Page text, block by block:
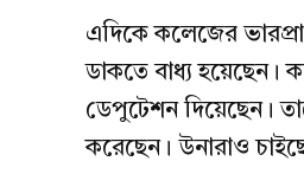
এদিকে কলেজের
ডাকতে বাধ্য হয়েছেন।
ডেপুটেশন দিয়েছেন।
করেছেন। উনারাও